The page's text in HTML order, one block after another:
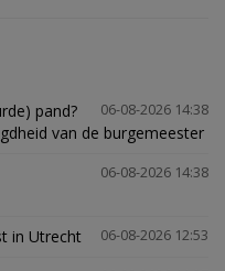
06-08-2026 14:38
pand?
van de burgemeester
06-08-2026 14:38
06-08-2026 12:53
in Utrecht